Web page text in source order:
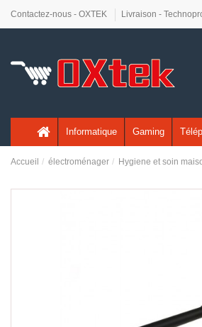
Contactez-nous - OXTEK Livraison -
Informatique Gaming
Accueil électroménager Hygiene et soin